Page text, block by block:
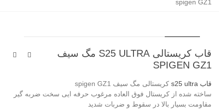
spigen GZ1
قاب کریستالی S25 ULTRA مگ سیف
SPIGEN GZ1
قاب s25 ultra
کریستالی مگ سیف spigen GZ1
ساخته شده از کریستال فوق العاده مرغوب حرفه ایی سخت ضربه گیر
مقاومت بسیار بالا در سقوط و ضربات شدید